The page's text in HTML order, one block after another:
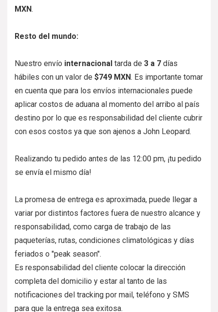
MXN.
Resto del mundo:
Nuestro envío internacional tarda de 3 a 7 días
hábiles con un valor de $749 MXN. Es importante tomar
en cuenta que para los envíos internacionales puede
aplicar costos de aduana al momento del arribo al país
destino por lo que es responsabilidad del cliente cubrir
con esos costos ya que son ajenos a John Leopard.
Realizando tu pedido antes de las 12:00 pm, ¡tu pedido
se envía el mismo día!
La promesa de entrega es aproximada, puede llegar a
variar por distintos factores fuera de nuestro alcance y
responsabilidad, como carga de trabajo de las
paqueterías, rutas, condiciones climatológicas y días
feriados o "peak season".
Es responsabilidad del cliente colocar la dirección
completa del domicilio y estar al tanto de las
notificaciones del tracking por mail, teléfono y SMS
para que la entrega sea exitosa.